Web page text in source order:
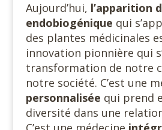
Aujourd’hui, l’apparition
endobiogénique qui
des plantes médicinales
innovation pionnière qui
transformation de notre
notre société. C’est une
personnalisée qui prend
diversité dans une